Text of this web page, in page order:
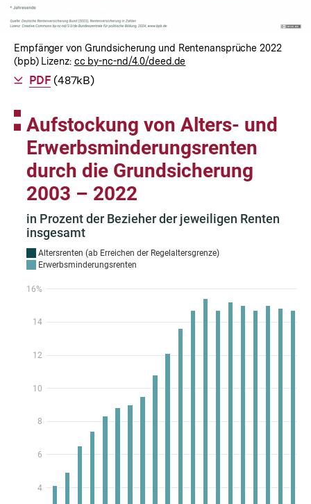
Empfänger von Grundsicherung und Rentenansprüche 2022
(bpb) Lizenz: cc by-nc-nd/4.0/deed.de
Als
PDFherunterladen
(487kB)